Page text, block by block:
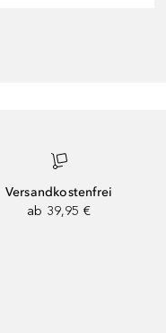
Versandkostenfrei
ab 39,95 €